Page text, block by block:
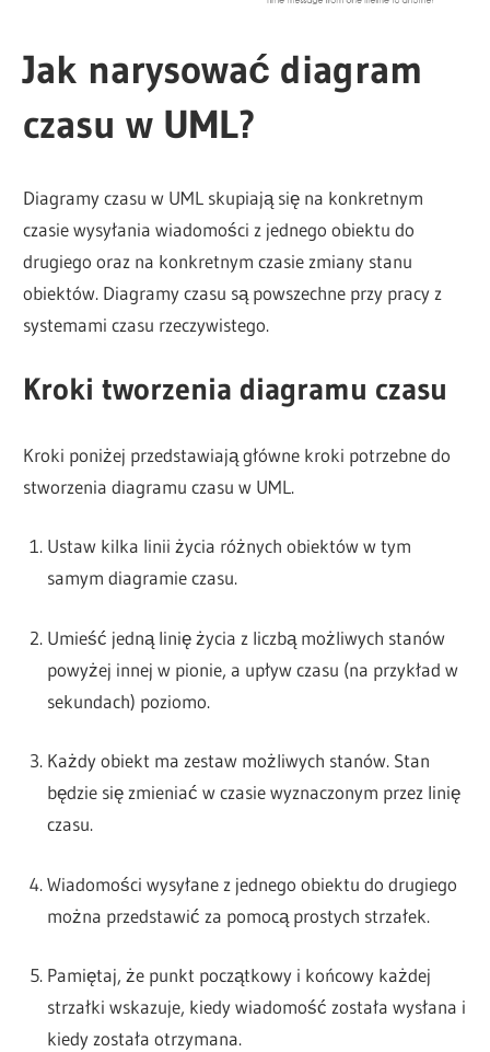
Jak narysować diagram
czasu w UML?
Diagramy czasu w UML skupiają się na konkretnym
czasie wysyłania wiadomości z jednego obiektu do
drugiego oraz na konkretnym czasie zmiany stanu
obiektów. Diagramy czasu są powszechne przy pracy z
systemami czasu rzeczywistego.
Kroki tworzenia diagramu czasu
Kroki poniżej przedstawiają główne kroki potrzebne do
stworzenia diagramu czasu w UML.
Ustaw kilka linii życia różnych obiektów w tym
samym diagramie czasu.
Umieść jedną linię życia z liczbą możliwych stanów
powyżej innej w pionie, a upływ czasu (na przykład w
sekundach) poziomo.
Każdy obiekt ma zestaw możliwych stanów. Stan
będzie się zmieniać w czasie wyznaczonym przez linię
czasu.
Wiadomości wysyłane z jednego obiektu do drugiego
można przedstawić za pomocą prostych strzałek.
Pamiętaj, że punkt początkowy i końcowy każdej
strzałki wskazuje, kiedy wiadomość została wysłana i
kiedy została otrzymana.